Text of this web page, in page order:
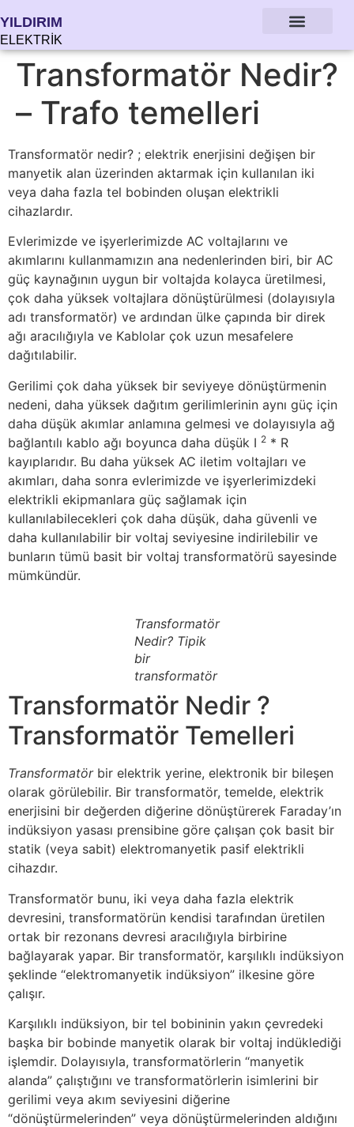
YILDIRIM
ELEKTRİK
Transformatör Nedir?
– Trafo temelleri
Transformatör nedir? ; elektrik enerjisini değişen bir
manyetik alan üzerinden aktarmak için kullanılan iki
veya daha fazla tel bobinden oluşan elektrikli
cihazlardır.
Evlerimizde ve işyerlerimizde AC voltajlarını ve
akımlarını kullanmamızın ana nedenlerinden biri, bir AC
güç kaynağının uygun bir voltajda kolayca üretilmesi,
çok daha yüksek voltajlara dönüştürülmesi (dolayısıyla
adı transformatör) ve ardından ülke çapında bir direk
ağı aracılığıyla ve Kablolar çok uzun mesafelere
dağıtılabilir.
Gerilimi çok daha yüksek bir seviyeye dönüştürmenin
nedeni, daha yüksek dağıtım gerilimlerinin aynı güç için
daha düşük akımlar anlamına gelmesi ve dolayısıyla ağ
bağlantılı kablo ağı boyunca daha düşük I 2 * R
kayıplarıdır. Bu daha yüksek AC iletim voltajları ve
akımları, daha sonra evlerimizde ve işyerlerimizdeki
elektrikli ekipmanlara güç sağlamak için
kullanılabilecekleri çok daha düşük, daha güvenli ve
daha kullanılabilir bir voltaj seviyesine indirilebilir ve
bunların tümü basit bir voltaj transformatörü sayesinde
mümkündür.
Transformatör
Nedir? Tipik
bir
transformatör
Transformatör Nedir ?
Transformatör Temelleri
Transformatörbir elektrik yerine, elektronik bir bileşen
olarak görülebilir. Bir transformatör, temelde, elektrik
enerjisini bir değerden diğerine dönüştürerek Faraday’ın
indüksiyon yasası prensibine göre çalışan çok basit bir
statik (veya sabit) elektromanyetik pasif elektrikli
cihazdır.
Transformatör bunu, iki veya daha fazla elektrik
devresini, transformatörün kendisi tarafından üretilen
ortak bir rezonans devresi aracılığıyla birbirine
bağlayarak yapar. Bir transformatör, karşılıklı indüksiyon
şeklinde “elektromanyetik indüksiyon” ilkesine göre
çalışır.
Karşılıklı indüksiyon, bir tel bobininin yakın çevredeki
başka bir bobinde manyetik olarak bir voltaj indüklediği
işlemdir. Dolayısıyla, transformatörlerin “manyetik
alanda” çalıştığını ve transformatörlerin isimlerini bir
gerilimi veya akım seviyesini diğerine
“dönüştürmelerinden” veya dönüştürmelerinden aldığını